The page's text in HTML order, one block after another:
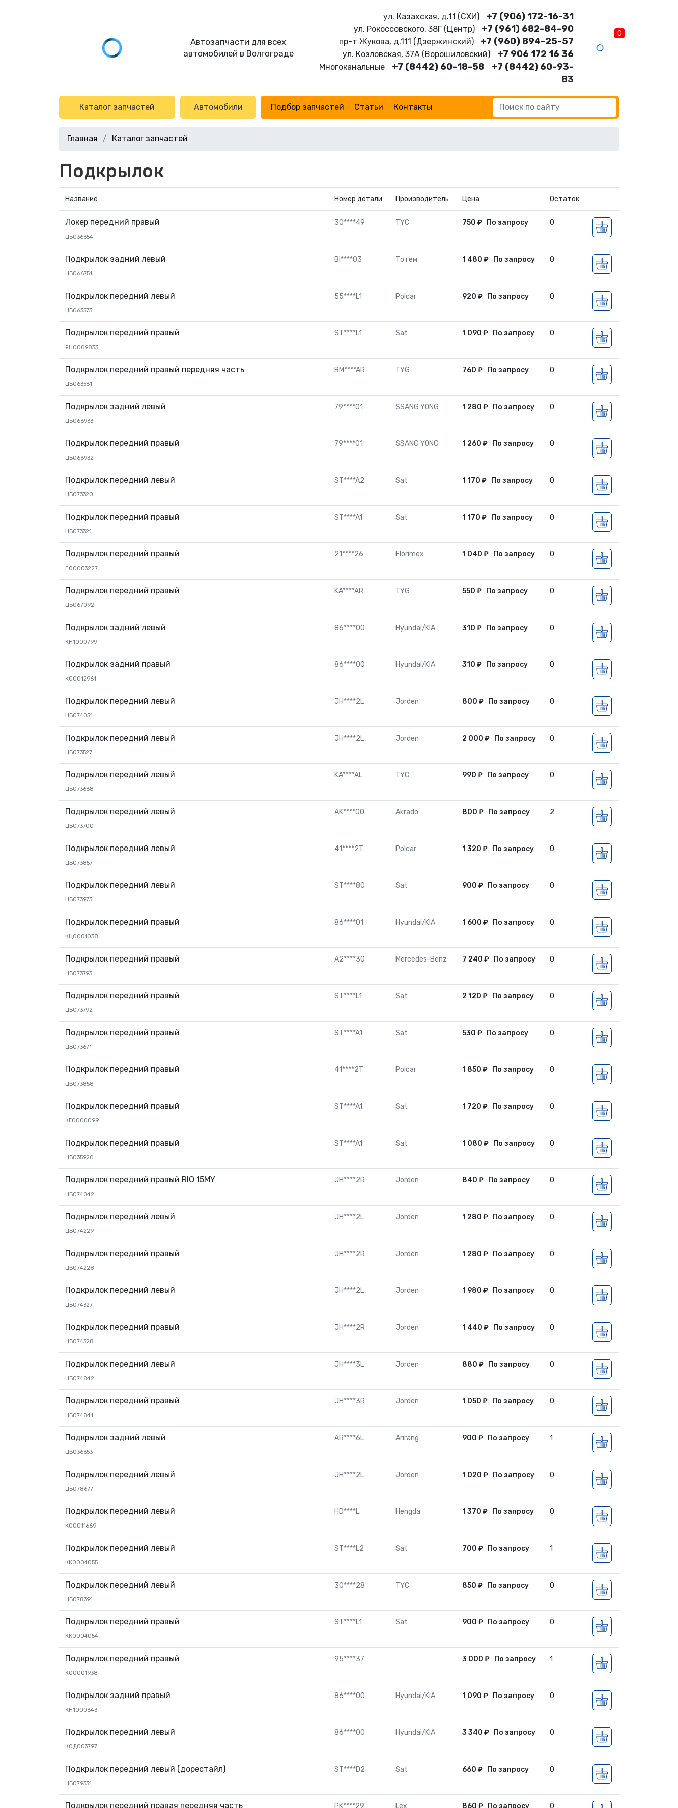
Автозапчасти для всех
автомобилей в Волгограде
ул. Казахская, д.11 (CХИ) +7 (906) 172-16-31
ул. Рокоссовского, 38Г (Центр) +7 (961) 682-84-90
пр-т Жукова, д.111 (Дзержинский) +7 (960) 894-25-57
ул. Козловская, 37А (Ворошиловский) +7 906 172 16 36
Многоканальные +7 (8442) 60-18-58
+7 (8442) 60-93-
83
0
Каталог запчастей Автомобили Подбор запчастей Статьи Контакты
Главная Каталог запчастей
Подкрылок
Название Номер детали Производитель Цена Остаток
Локер передний правый
ЦБ036654
30****49 TYC 750 ₽ По запросу 0
Подкрылок задний левый
ЦБ066751
BI****03 Тотем 1 480 ₽ По запросу 0
Подкрылок передний левый
ЦБ063573
55****L1 Polcar 920 ₽ По запросу 0
Подкрылок передний правый
ЯН0009833
ST****L1 Sat 1 090 ₽ По запросу 0
Подкрылок передний правый передняя часть
ЦБ063561
BM****AR TYG 760 ₽ По запросу 0
Подкрылок задний левый
ЦБ066933
79****01 SSANG YONG 1 280 ₽ По запросу 0
Подкрылок передний правый
ЦБ066932
79****01 SSANG YONG 1 260 ₽ По запросу 0
Подкрылок передний левый
ЦБ073320
ST****A2 Sat 1 170 ₽ По запросу 0
Подкрылок передний правый
ЦБ073321
ST****A1 Sat 1 170 ₽ По запросу 0
Подкрылок передний правый
EО0003227
21****26 Florimex 1 040 ₽ По запросу 0
Подкрылок передний правый
ЦБ067092
KA****AR TYG 550 ₽ По запросу 0
Подкрылок задний левый
КН1000799
86****00 Hyundai/KIA 310 ₽ По запросу 0
Подкрылок задний правый
К00012961
86****00 Hyundai/KIA 310 ₽ По запросу 0
Подкрылок передний левый
ЦБ074051
JH****2L Jorden 800 ₽ По запросу 0
Подкрылок передний левый
ЦБ073527
JH****2L Jorden 2 000 ₽ По запросу 0
Подкрылок передний левый
ЦБ073668
KA****AL TYC 990 ₽ По запросу 0
Подкрылок передний левый
ЦБ073700
AK****00 Akrado 800 ₽ По запросу 2
Подкрылок передний левый
ЦБ073857
41****2T Polcar 1 320 ₽ По запросу 0
Подкрылок передний левый
ЦБ073973
ST****80 Sat 900 ₽ По запросу 0
Подкрылок передний правый
КЦ0001038
86****01 Hyundai/KIA 1 600 ₽ По запросу 0
Подкрылок передний правый
ЦБ073793
A2****30 Mercedes-Benz 7 240 ₽ По запросу 0
Подкрылок передний правый
ЦБ073792
ST****L1 Sat 2 120 ₽ По запросу 0
Подкрылок передний правый
ЦБ073671
ST****A1 Sat 530 ₽ По запросу 0
Подкрылок передний правый
ЦБ073858
41****2T Polcar 1 850 ₽ По запросу 0
Подкрылок передний правый
КГ0000099
ST****A1 Sat 1 720 ₽ По запросу 0
Подкрылок передний правый
ЦБ035920
ST****A1 Sat 1 080 ₽ По запросу 0
Подкрылок передний правый RIO 15MY
ЦБ074042
JH****2R Jorden 840 ₽ По запросу 0
Подкрылок передний левый
ЦБ074229
JH****2L Jorden 1 280 ₽ По запросу 0
Подкрылок передний правый
ЦБ074228
JH****2R Jorden 1 280 ₽ По запросу 0
Подкрылок передний левый
ЦБ074327
JH****2L Jorden 1 980 ₽ По запросу 0
Подкрылок передний правый
ЦБ074328
JH****2R Jorden 1 440 ₽ По запросу 0
Подкрылок передний левый
ЦБ074842
JH****3L Jorden 880 ₽ По запросу 0
Подкрылок передний правый
ЦБ074841
JH****3R Jorden 1 050 ₽ По запросу 0
Подкрылок задний левый
ЦБ036653
AR****6L Arirang 900 ₽ По запросу 1
Подкрылок передний левый
ЦБ078677
JH****2L Jorden 1 020 ₽ По запросу 0
Подкрылок передний левый
К00011669
HD****L. Hengda 1 370 ₽ По запросу 0
Подкрылок передний левый
КК0004055
ST****L2 Sat 700 ₽ По запросу 1
Подкрылок передний левый
ЦБ078391
30****28 TYC 850 ₽ По запросу 0
Подкрылок передний правый
КК0004054
ST****L1 Sat 900 ₽ По запросу 0
Подкрылок передний правый
КО0001938
95****37 3 000 ₽ По запросу 1
Подкрылок задний правый
КН1000643
86****00 Hyundai/KIA 1 090 ₽ По запросу 0
Подкрылок передний левый
К0Д003797
86****00 Hyundai/KIA 3 340 ₽ По запросу 0
Подкрылок передний левый (дорестайл)
ЦБ079331
ST****D2 Sat 660 ₽ По запросу 0
Подкрылок передний правая передняя часть PK****29 Lex 860 ₽ По запросу 0